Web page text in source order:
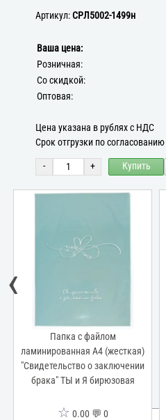
Артикул:СРЛ5002-1499н
Ваша цена:
Розничная:
Со скидкой:
Оптовая:
Цена указана в рублях с НДС
Срок отгрузки по согласованию
- + Купить
Папка с файлом
ламинированная А4 (жесткая)
"Свидетельство о заключении
брака" ТЫ и Я бирюзовая
☆ 0.00 💬 0
‹